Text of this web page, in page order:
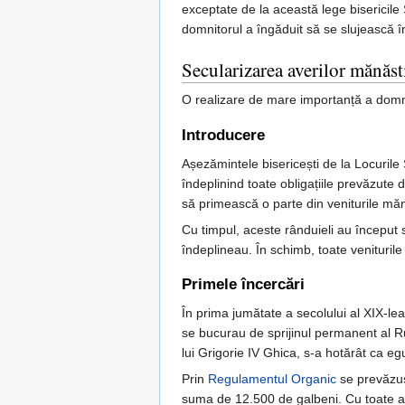
exceptate de la această lege
domnitorul a îngăduit să se slujească
Secularizarea averilor
O realizare de mare importanță a
Introducere
Așezămintele bisericești de la
îndeplinind toate obligațiile prevăzute
să primească o parte din veniturile
Cu timpul, aceste rânduieli au
îndeplineau. În schimb, toate
Primele încercări
În prima jumătate a secolului al XIX-
se bucurau de sprijinul permanent al
lui Grigorie IV Ghica, s-a hotărât ca
Prin Regulamentul Organic se
suma de 12.500 de galbeni. Cu toate